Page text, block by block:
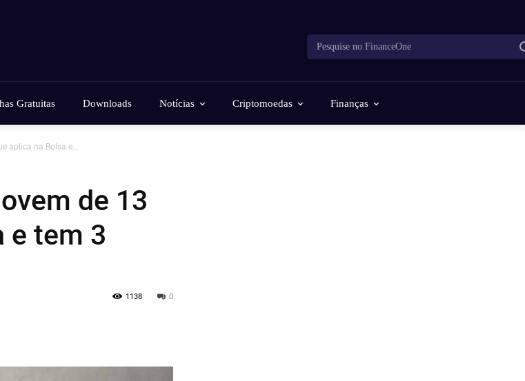
Pesquise no FinanceOne
Gratuitas Downloads Notícias Criptomoedas Finanças
aplica na Bolsa e...
de 13
e tem 3
0
1138